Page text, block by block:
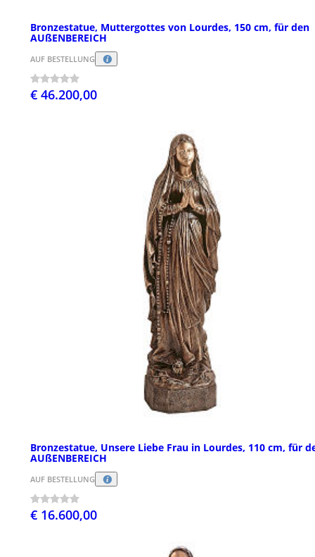
Bronzestatue, Muttergottes von Lourdes, 150 cm, für den
AUßENBEREICH
AUF BESTELLUNG
€ 46.200,00
Bronzestatue, Unsere Liebe Frau in Lourdes, 110 cm, für
AUßENBEREICH
AUF BESTELLUNG
€ 16.600,00